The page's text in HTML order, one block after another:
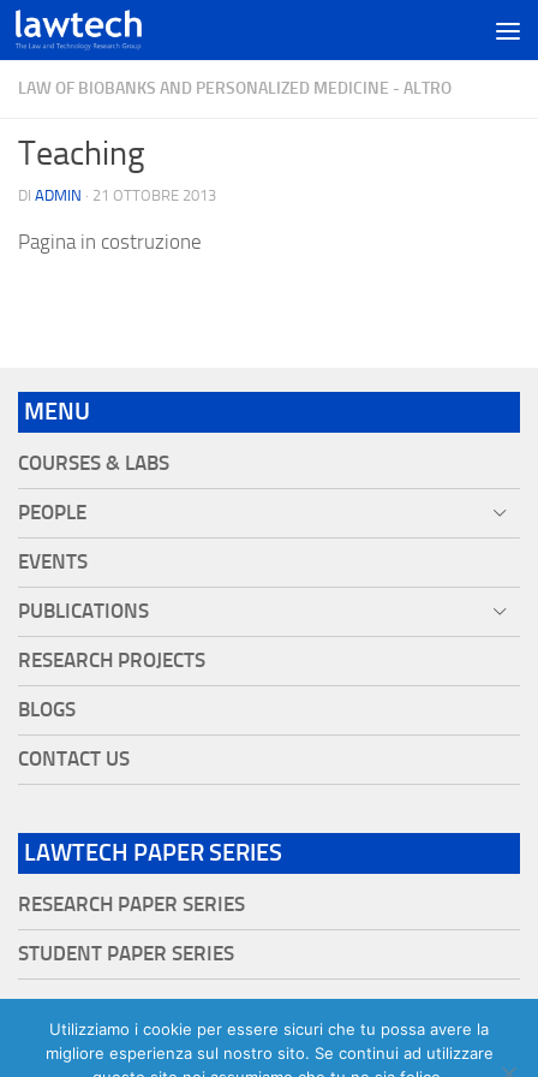
LAW OF BIOBANKS AND PERSONALIZED MEDICINE - ALTRO
Teaching
DI ADMIN · 21 OTTOBRE 2013
Pagina in costruzione
MENU
COURSES & LABS
PEOPLE
EVENTS
PUBLICATIONS
RESEARCH PROJECTS
BLOGS
CONTACT US
LAWTECH PAPER SERIES
RESEARCH PAPER SERIES
STUDENT PAPER SERIES
Utilizziamo i cookie per essere sicuri che tu possa avere la
migliore esperienza sul nostro sito. Se continui ad utilizzare